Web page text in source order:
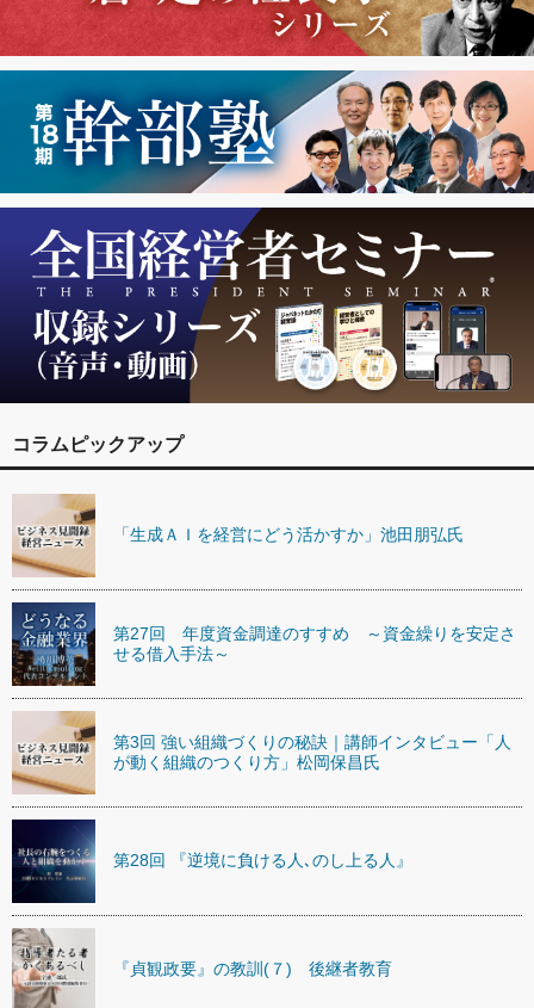
コラムピックアップ
「生成ＡＩを経営にどう活かすか」池田朋弘氏
第27回 年度資金調達のすすめ ～資金繰りを安定さ
せる借入手法～
第3回 強い組織づくりの秘訣｜講師インタビュー「人
が動く組織のつくり方」松岡保昌氏
第28回 『逆境に負ける人､のし上る人』
『貞観政要』の教訓(７) 後継者教育